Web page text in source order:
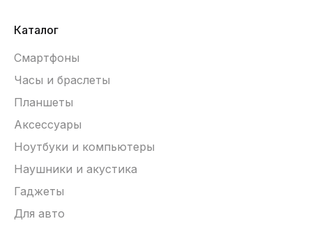
Каталог
Смартфоны
Часы и браслеты
Планшеты
Аксессуары
Ноутбуки и компьютеры
Наушники и акустика
Гаджеты
Для авто